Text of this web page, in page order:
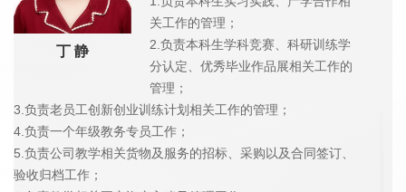
丁 静
关工作的管理；
2.负责本科生学科竞赛、科研训练学
分认定、优秀毕业作品展相关工作的
管理；
3.负责老员工创新创业训练计划相关工作的管理；
4.负责一个年级教务专员工作；
5.负责公司教学相关货物及服务的招标、采购以及合同签订、
验收归档工作；